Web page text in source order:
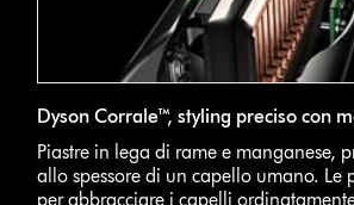
Dyson Corrale™, styling preciso con
Piastre in lega di rame e manganese,
allo spessore di un capello umano. Le
per abbracciare i capelli